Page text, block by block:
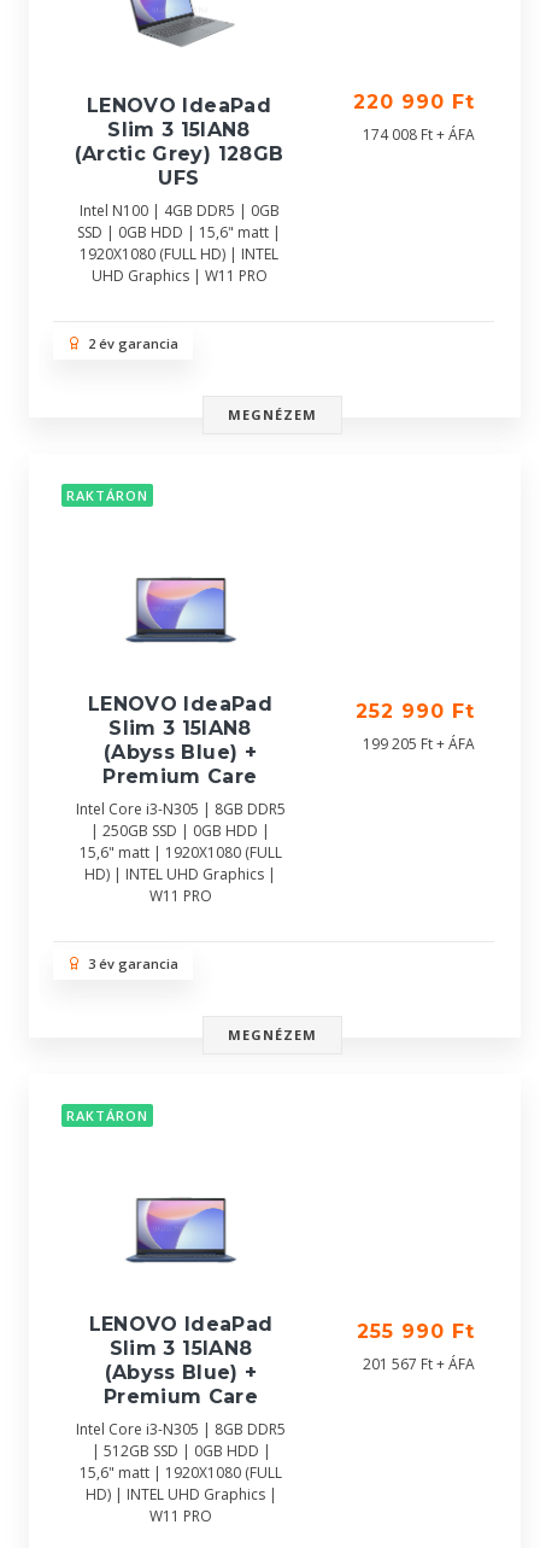
LENOVO IdeaPad
Slim 3 15IAN8
(Arctic Grey) 128GB
UFS
Intel N100 | 4GB DDR5 | 0GB
SSD | 0GB HDD | 15,6" matt |
1920X1080 (FULL HD) | INTEL
UHD Graphics | W11 PRO
220 990 Ft
174 008 Ft + ÁFA
2 év garancia
MEGNÉZEM
RAKTÁRON
LENOVO IdeaPad
Slim 3 15IAN8
(Abyss Blue) +
Premium Care
Intel Core i3-N305 | 8GB DDR5
| 250GB SSD | 0GB HDD |
15,6" matt | 1920X1080 (FULL
HD) | INTEL UHD Graphics |
W11 PRO
252 990 Ft
199 205 Ft + ÁFA
3 év garancia
MEGNÉZEM
RAKTÁRON
LENOVO IdeaPad
Slim 3 15IAN8
(Abyss Blue) +
Premium Care
Intel Core i3-N305 | 8GB DDR5
| 512GB SSD | 0GB HDD |
15,6" matt | 1920X1080 (FULL
HD) | INTEL UHD Graphics |
W11 PRO
255 990 Ft
201 567 Ft + ÁFA